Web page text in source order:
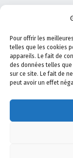
Pour offrir les
telles que les cookies
appareils. Le fait de
des données telles
sur ce site. Le fait de
peut avoir un effet